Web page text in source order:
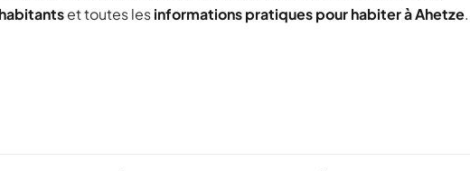
et toutes lesinformations pratiques pour habiter à Ahetze.